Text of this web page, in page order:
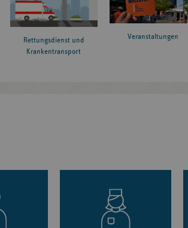
Rettungsdienst und
Krankentransport
Veranstaltungen